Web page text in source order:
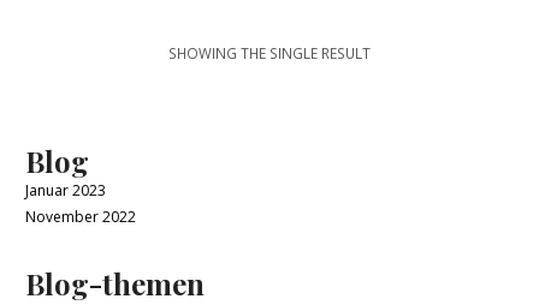
SHOWING THE SINGLE RESULT
Blog
Januar 2023
November 2022
Blog-themen